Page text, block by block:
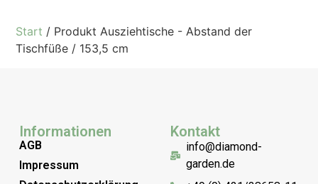
Start / Produkt Ausziehtische - Abstand der
Tischfüße / 153,5 cm
Informationen
AGB
Impressum
Kontakt
info@diamond-
garden.de